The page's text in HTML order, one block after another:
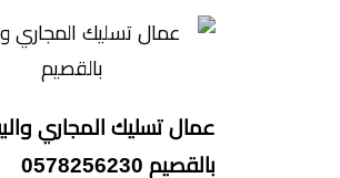
عمال تسليك المجاري
بالقصيم 0578256230